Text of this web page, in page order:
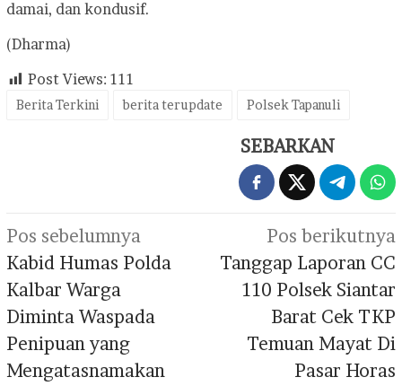
damai, dan kondusif.
(Dharma)
Post Views: 111
Berita Terkini berita terupdate Polsek Tapanuli
SEBARKAN
Navigasi
pos
Pos sebelumnya
Kabid Humas Polda
Kalbar Warga
Diminta Waspada
Penipuan yang
Mengatasnamakan
Pos berikutnya
Tanggap Laporan CC
110 Polsek Siantar
Barat Cek TKP
Temuan Mayat Di
Pasar Horas